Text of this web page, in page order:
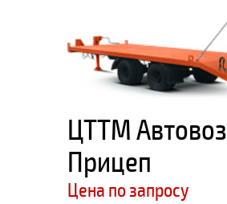
ЦТТМ Автовоз
Прицеп
Цена по запросу